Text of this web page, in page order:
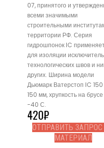
07, принятого и
всеми значимыми
строительными
территории РФ. Серия
гидрошпонок IC
для изоляции
технологических швов и
других. Ширина модели
Дьюмарк Ватерстоп IC
150 мм, хрупкость на
-40 С.
420₽
ОТПРАВИТЬ
МАТЕРИАЛ